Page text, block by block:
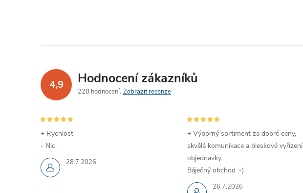
4,9 Hodnocení zákazníků
228 hodnocení Zobrazit recenze
28.7.2026
+ Rychlost
- Nic
26.7.2026
+ Výborný sortiment za dobré ceny,
skvělá komunikace a bleskové vyřízení
objednávky.
Báječný obchod :-)